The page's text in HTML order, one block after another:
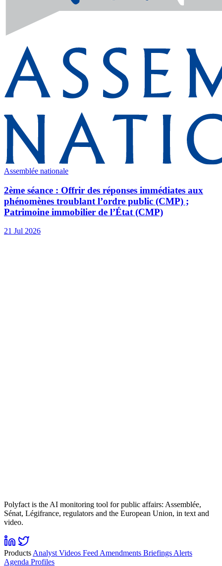
Assemblée nationale
2ème séance : Offrir des réponses immédiates aux
phénomènes troublant l’ordre public (CMP) ;
Patrimoine immobilier de l’État (CMP)
21 Jul 2026
Polyfact is the AI monitoring tool for public affairs: Assemblée,
Sénat, Légifrance, regulators and the European Union, in text and
video.
ProductsAnalyst Videos FeedAmendments BriefingsAlerts
Agenda Profiles